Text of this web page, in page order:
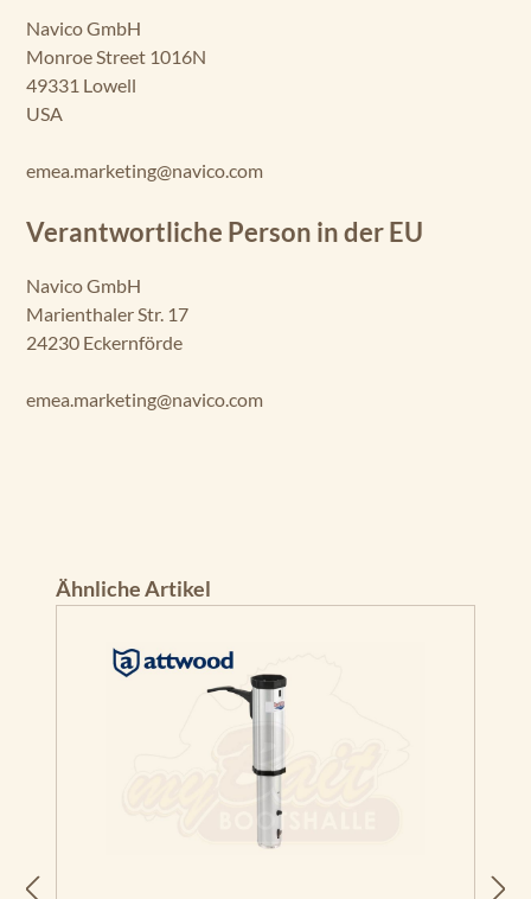
Navico GmbH
Monroe Street 1016N
49331 Lowell
USA
emea.marketing@navico.com
Verantwortliche Person in der EU
Navico GmbH
Marienthaler Str. 17
24230 Eckernförde
emea.marketing@navico.com
Produktgalerie überspringen
Ähnliche Artikel